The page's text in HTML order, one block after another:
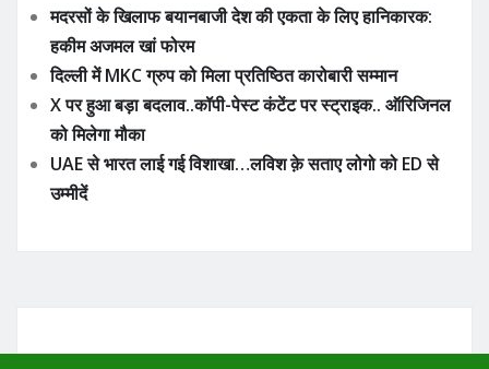
मदरसों के खिलाफ बयानबाजी देश की एकता के लिए हानिकारक:
हकीम अजमल खां फोरम
दिल्ली में MKC ग्रुप को मिला प्रतिष्ठित कारोबारी सम्मान
X पर हुआ बड़ा बदलाव..कॉपी-पेस्ट कंटेंट पर स्ट्राइक.. ऑरिजिनल
को मिलेगा मौका
UAE से भारत लाई गई विशाखा…लविश क़े सताए लोगो को ED से
उम्मीदें